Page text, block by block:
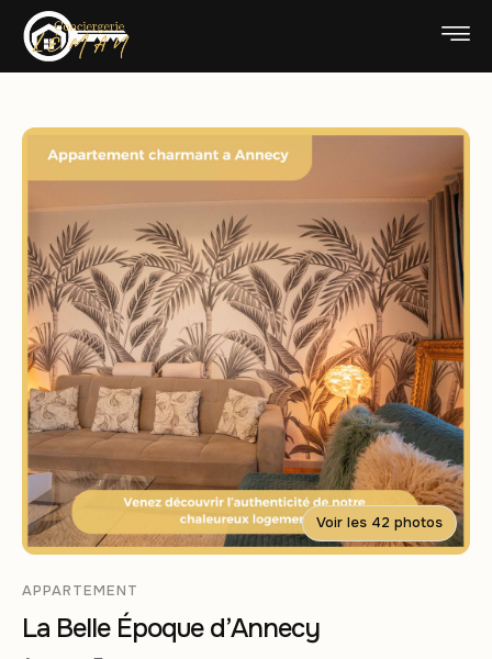
Voir les 42 photos
APPARTEMENT
La Belle Époque d’Annecy